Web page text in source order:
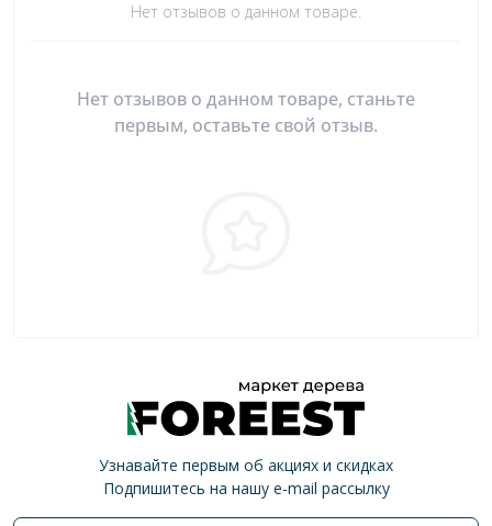
Нет отзывов о данном товаре.
Нет отзывов о данном товаре, станьте
первым, оставьте свой отзыв.
Узнавайте первым об акциях и скидках
Подпишитесь на нашу e-mail рассылку